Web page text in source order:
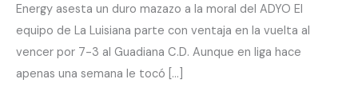
Energy asesta un duro mazazo a la moral del ADYO El
equipo de La Luisiana parte con ventaja en la vuelta al
vencer por 7-3 al Guadiana C.D. Aunque en liga hace
apenas una semana le tocó […]